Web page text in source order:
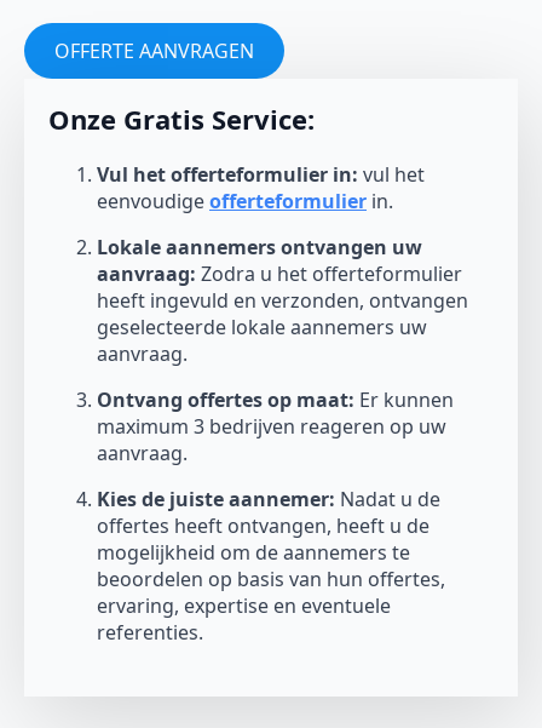
OFFERTE AANVRAGEN
Onze Gratis Service:
Vul het offerteformulier in: vul het
eenvoudigeofferteformulier in.
Lokale aannemers ontvangen uw
aanvraag: Zodra u het offerteformulier
heeft ingevuld en verzonden, ontvangen
geselecteerde lokale aannemers uw
aanvraag.
Ontvang offertes op maat: Er kunnen
maximum 3 bedrijven reageren op uw
aanvraag.
Kies de juiste aannemer: Nadat u de
offertes heeft ontvangen, heeft u de
mogelijkheid om de aannemers te
beoordelen op basis van hun offertes,
ervaring, expertise en eventuele
referenties.